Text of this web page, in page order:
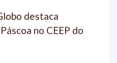
destaca
no CEEP do